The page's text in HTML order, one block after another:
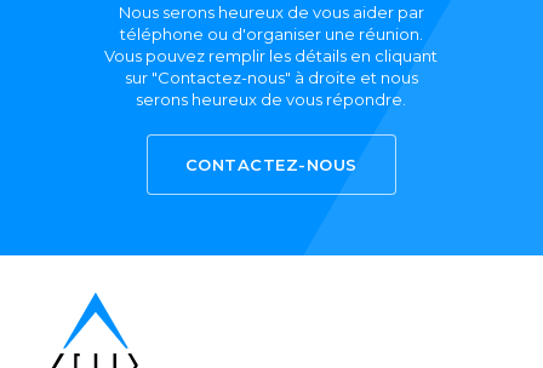
Nous serons heureux de vous aider par
téléphone ou d'organiser une réunion.
Vous pouvez remplir les détails en cliquant
sur "Contactez-nous" à droite et nous
serons heureux de vous répondre.
CONTACTEZ-NOUS